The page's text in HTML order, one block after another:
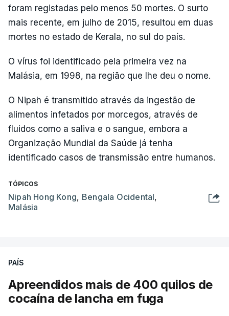
foram registadas pelo menos 50 mortes. O surto
mais recente, em julho de 2015, resultou em duas
mortes no estado de Kerala, no sul do país.
O vírus foi identificado pela primeira vez na
Malásia, em 1998, na região que lhe deu o nome.
O Nipah é transmitido através da ingestão de
alimentos infetados por morcegos, através de
fluidos como a saliva e o sangue, embora a
Organização Mundial da Saúde já tenha
identificado casos de transmissão entre humanos.
TÓPICOS
Nipah Hong Kong, Bengala Ocidental,
Malásia
PAÍS
Apreendidos mais de 400 quilos de
cocaína de lancha em fuga